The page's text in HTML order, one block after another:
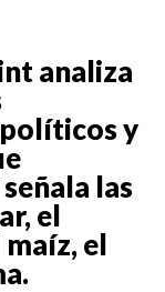
analiza
y
las
el
maíz, el